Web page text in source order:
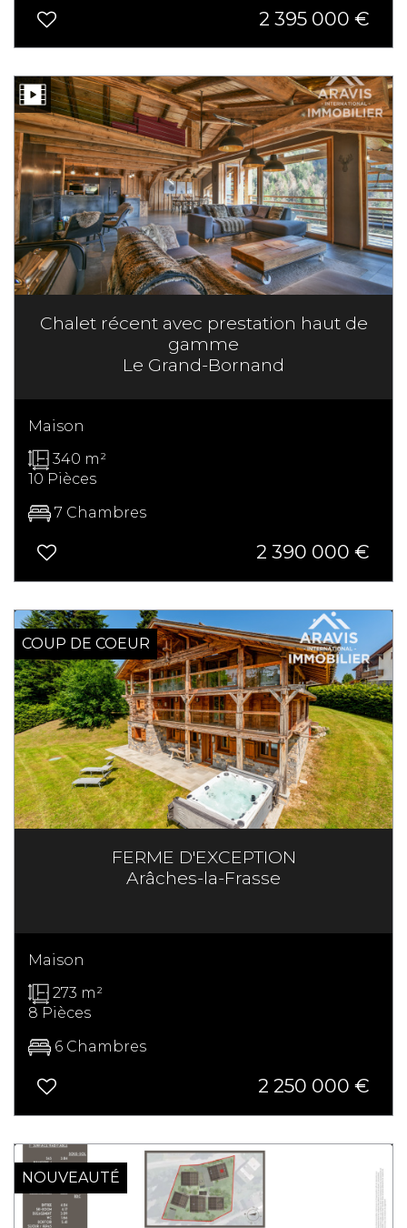
2 395 000 €
Chalet récent avec prestation haut de
gamme
Le Grand-Bornand
Maison
340 m²
10 Pièces
7 Chambres
2 390 000 €
COUP DE COEUR
FERME D'EXCEPTION
Arâches-la-Frasse
Maison
273 m²
8 Pièces
6 Chambres
2 250 000 €
NOUVEAUTÉ